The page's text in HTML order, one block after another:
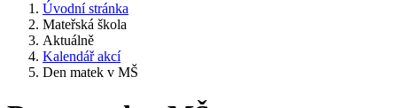
Úvodní stránka
Mateřská škola
Aktuálně
Kalendář akcí
Den matek v MŠ